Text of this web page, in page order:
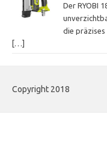
Der RYOBI
die präzises
[…]
Copyright 2018